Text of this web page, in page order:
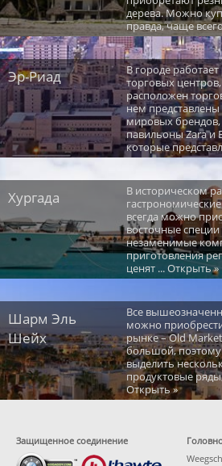
дерева. Можно
правда, чаще
Эр-Риад
В городе
торговых
расположен
нем
мировых брендов,
павильоны Zara и
которые
Хургада
В историческом
всегда можно
восточные специи
незаменимые
приготовления
ценят ... Открыть »
Шарм Эль
Шейх
Все
можно
рынке – Old
большой, поэтому
выделить
продуктовые
Открыть »
Защищенное соединение